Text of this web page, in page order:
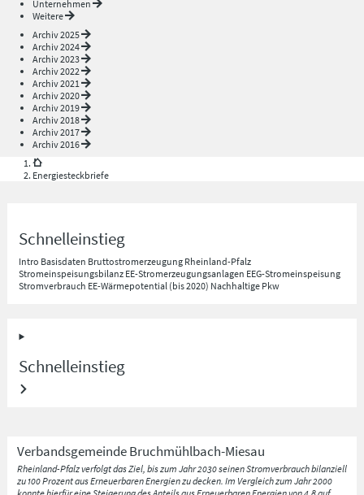
Unternehmen
Weitere
Archiv 2025
Archiv 2024
Archiv 2023
Archiv 2022
Archiv 2021
Archiv 2020
Archiv 2019
Archiv 2018
Archiv 2017
Archiv 2016
Energiesteckbriefe
Schnelleinstieg
Intro Basisdaten Bruttostromerzeugung Rheinland-Pfalz
Stromeinspeisungsbilanz EE-Stromerzeugungsanlagen EEG-Stromeinspeisung
Stromverbrauch EE-Wärmepotential (bis 2020) Nachhaltige Pkw
Schnelleinstieg
Verbandsgemeinde Bruchmühlbach-Miesau
Rheinland-Pfalz verfolgt das Ziel, bis zum Jahr 2030 seinen Stromverbrauch bilanziell
zu 100 Prozent aus Erneuerbaren Energien zu decken. Im Vergleich zum Jahr 2000